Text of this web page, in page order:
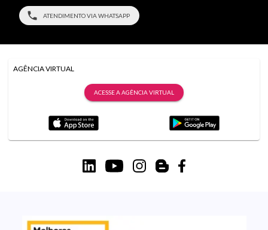
ATENDIMENTO VIA WHATSAPP
AGÊNCIA VIRTUAL
ACESSE A AGÊNCIA VIRTUAL